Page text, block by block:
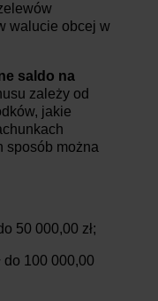
walucie obcej w
saldo na
zależy od
jakie
sposób można
50 000,00 zł;
do 100 000,00